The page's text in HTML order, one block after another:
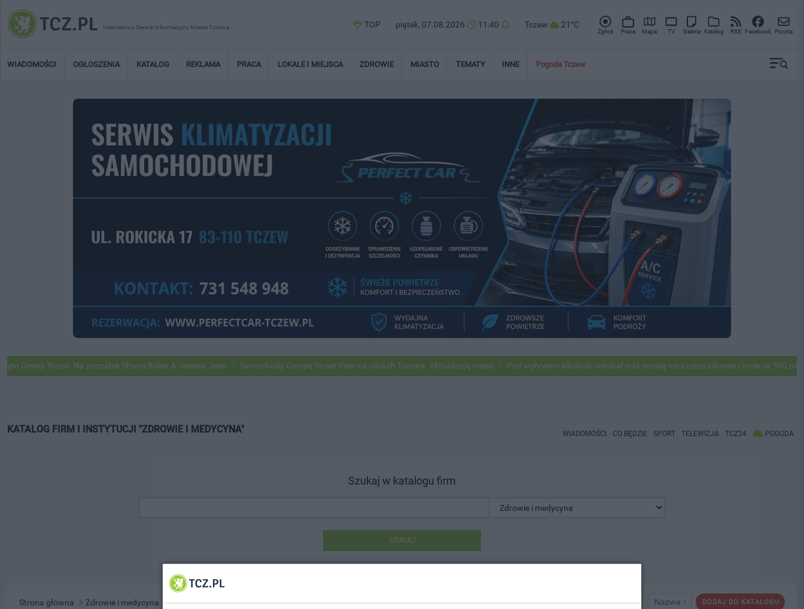
Internetowy Serwis Informacyjny Miasta Tczewa TOP piątek, 07.08.2026 11:40 Tczew 21°C
Zgłoś Praca Mapa TV Galeria Katalog RSS Facebook Poczta
WIADOMOŚCI OGŁOSZENIA KATALOG REKLAMA PRACA LOKALE I MIEJSCA ZDROWIE MIASTO TEMATY INNE Pogoda Tczew
Tczew. Na początek Shaun Baker & Jessica Jean Samochody Google Street View na ulicach Tczewa. Aktualizują mapy Pod wpływem alkoholu wjechał pod pociąg narażając zdrowie i życie ok 500
KATALOG FIRM I INSTYTUCJI "ZDROWIE I MEDYCYNA" WIADOMOŚCI CO BĘDZIE SPORT TELEWIZJA TCZ24 POGODA
Szukaj w katalogu firm
SZUKAJ
DODAJ DO KATALOGU
Nazwa ↑
Strona główna Zdrowie i medycyna